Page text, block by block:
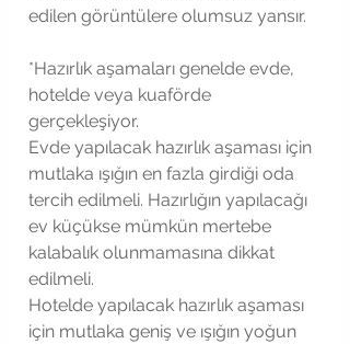
edilen görüntülere olumsuz yansır.
*Hazırlık aşamaları genelde evde,
hotelde veya kuaförde
gerçekleşiyor.
Evde yapılacak hazırlık aşaması için
mutlaka ışığın en fazla girdiği oda
tercih edilmeli. Hazırlığın yapılacağı
ev küçükse mümkün mertebe
kalabalık olunmamasına dikkat
edilmeli.
Hotelde yapılacak hazırlık aşaması
için mutlaka geniş ve ışığın yoğun